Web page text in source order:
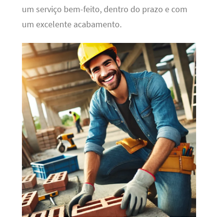
um serviço bem-feito, dentro do prazo e com
um excelente acabamento.